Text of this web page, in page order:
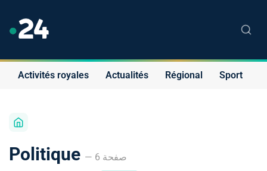
Activités royales Actualités Régional Sport
Politique — صفحة 6